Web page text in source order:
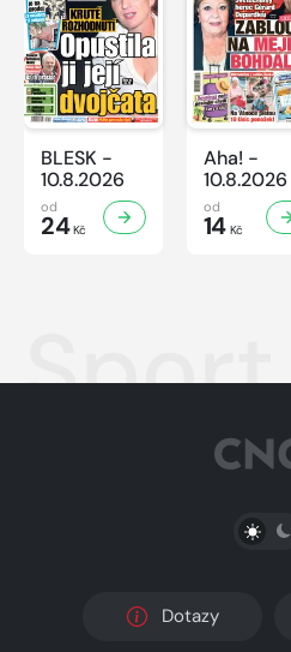
BLESK -
10.8.2026
od
24Kč
Aha! -
10.8.2026
od
14Kč
Dotazy